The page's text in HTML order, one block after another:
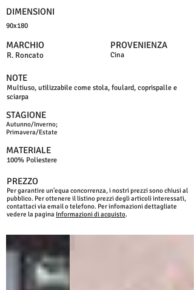
DIMENSIONI
90x180
MARCHIO
R. Roncato
PROVENIENZA
Cina
NOTE
Multiuso, utilizzabile come stola, foulard, coprispalle e
sciarpa
STAGIONE
Autunno/Inverno;
Primavera/Estate
MATERIALE
100% Poliestere
PREZZO
Per garantire un'equa concorrenza, i nostri prezzi sono chiusi al
pubblico. Per ottenere il listino prezzi degli articoli interessati,
contattaci via email o telefono. Per infomazioni dettagliate
vedere la pagina Informazioni di acquisto.